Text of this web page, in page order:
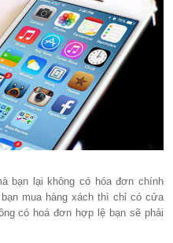
bạn lại không có hóa đơn chính
mua hàng xách thì chỉ có cửa
có hoá đơn hợp lệ bạn sẽ phải